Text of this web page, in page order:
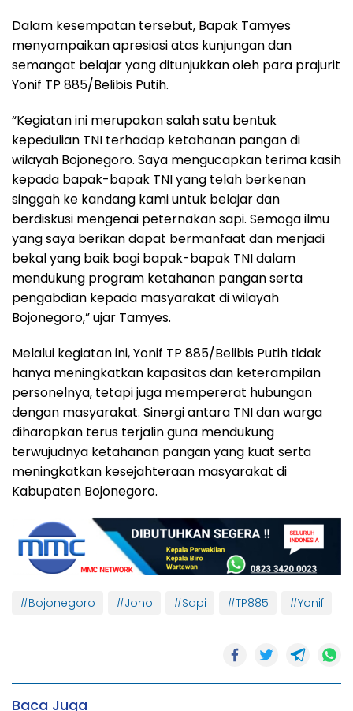
Dalam kesempatan tersebut, Bapak Tamyes
menyampaikan apresiasi atas kunjungan dan
semangat belajar yang ditunjukkan oleh para prajurit
Yonif TP 885/Belibis Putih.
“Kegiatan ini merupakan salah satu bentuk
kepedulian TNI terhadap ketahanan pangan di
wilayah Bojonegoro. Saya mengucapkan terima kasih
kepada bapak-bapak TNI yang telah berkenan
singgah ke kandang kami untuk belajar dan
berdiskusi mengenai peternakan sapi. Semoga ilmu
yang saya berikan dapat bermanfaat dan menjadi
bekal yang baik bagi bapak-bapak TNI dalam
mendukung program ketahanan pangan serta
pengabdian kepada masyarakat di wilayah
Bojonegoro,” ujar Tamyes.
Melalui kegiatan ini, Yonif TP 885/Belibis Putih tidak
hanya meningkatkan kapasitas dan keterampilan
personelnya, tetapi juga mempererat hubungan
dengan masyarakat. Sinergi antara TNI dan warga
diharapkan terus terjalin guna mendukung
terwujudnya ketahanan pangan yang kuat serta
meningkatkan kesejahteraan masyarakat di
Kabupaten Bojonegoro.
#Bojonegoro #Jono #Sapi #TP885 #Yonif
Baca Juga